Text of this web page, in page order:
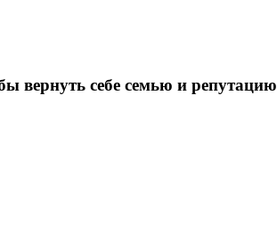
вернуть себе семью и репутацию